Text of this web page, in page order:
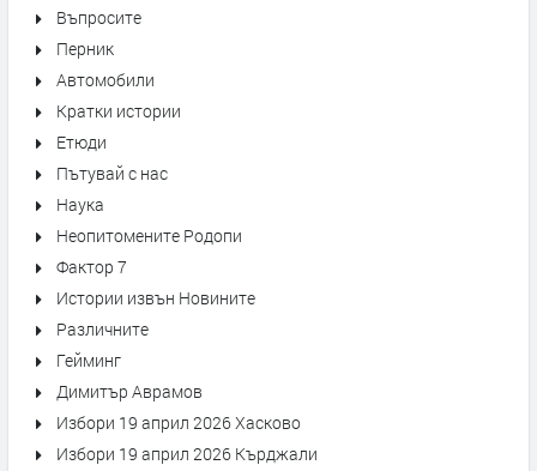
Въпросите
Перник
Автомобили
Кратки истории
Етюди
Пътувай с нас
Наука
Неопитомените Родопи
Фактор 7
Истории извън Новините
Различните
Гейминг
Димитър Аврамов
Избори 19 април 2026 Хасково
Избори 19 април 2026 Кърджали